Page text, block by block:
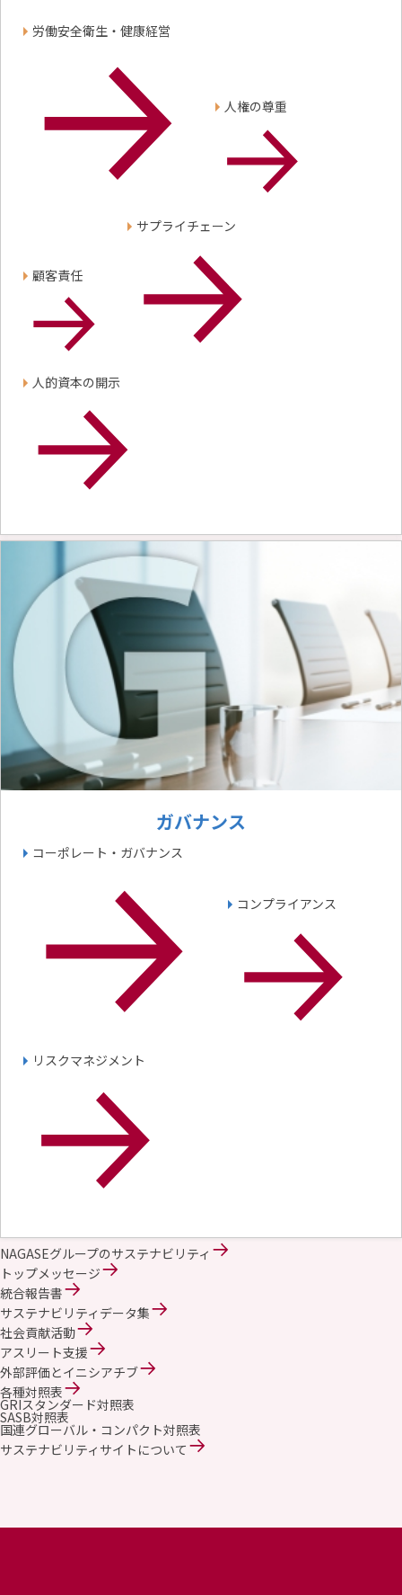
労働安全衛生・健康経営
人権の尊重
顧客責任
サプライチェーン
人的資本の開示
ガバナンス
コーポレート・ガバナンス
コンプライアンス
リスクマネジメント
NAGASEグループのサステナビリティ
トップメッセージ
統合報告書
サステナビリティデータ集
社会貢献活動
アスリート支援
外部評価とイニシアチブ
各種対照表
GRIスタンダード対照表
SASB対照表
国連グローバル・コンパクト対照表
サステナビリティサイトについて